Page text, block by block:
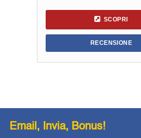
SCOPRI
RECENSIONE
Email, Invia, Bonus!